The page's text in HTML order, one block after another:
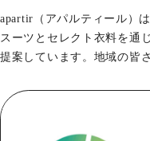
apartir（アパルティール）
スーツとセレクト衣料を通
提案しています。地域の皆